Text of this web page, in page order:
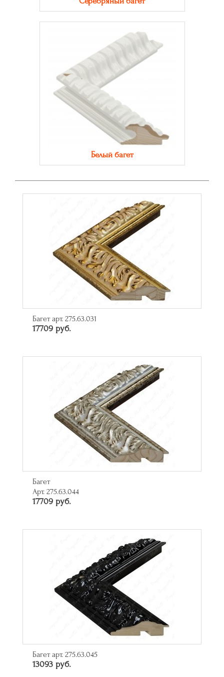
Белый багет
Багет арт. 275.63.031
17709 руб.
Багет
Арт. 275.63.044
17709 руб.
Багет арт. 275.63.045
13093 руб.